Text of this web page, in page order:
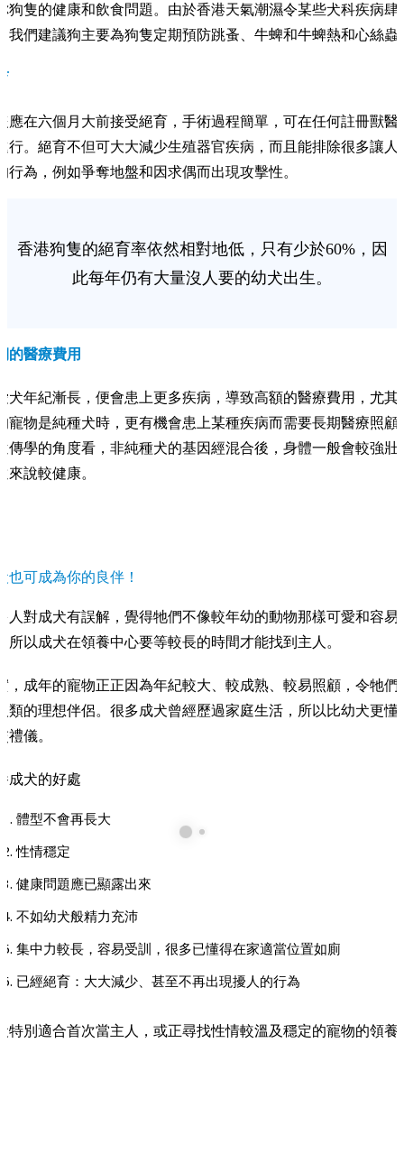
狗隻的健康和飲食問題。由於香港天氣潮濕令某些犬科疾病肆
我們建議狗主要為狗隻定期預防跳蚤、牛蜱和牛蜱熱和心絲蟲
應在六個月大前接受絕育，手術過程簡單，可在任何註冊獸醫
行。絕育不但可大大減少生殖器官疾病，而且能排除很多讓人
行為，例如爭奪地盤和因求偶而出現攻擊性。
香港狗隻的絕育率依然相對地低，只有少於60%，因
此每年仍有大量沒人要的幼犬出生。
的醫療費用
犬年紀漸長，便會患上更多疾病，導致高額的醫療費用，尤其
寵物是純種犬時，更有機會患上某種疾病而需要長期醫療照顧
傳學的角度看，非純種犬的基因經混合後，身體一般會較強壯
來說較健康。
也可成為你的良伴！
人對成犬有誤解，覺得牠們不像較年幼的動物那樣可愛和容易
所以成犬在領養中心要等較長的時間才能找到主人。
，成年的寵物正正因為年紀較大、較成熟、較易照顧，令牠們
類的理想伴侶。很多成犬曾經歷過家庭生活，所以比幼犬更懂
禮儀。
成犬的好處
體型不會再長大
性情穩定
健康問題應已顯露出來
不如幼犬般精力充沛
集中力較長，容易受訓，很多已懂得在家適當位置如廁
已經絕育：大大減少、甚至不再出現擾人的行為
特別適合首次當主人，或正尋找性情較溫及穩定的寵物的領養